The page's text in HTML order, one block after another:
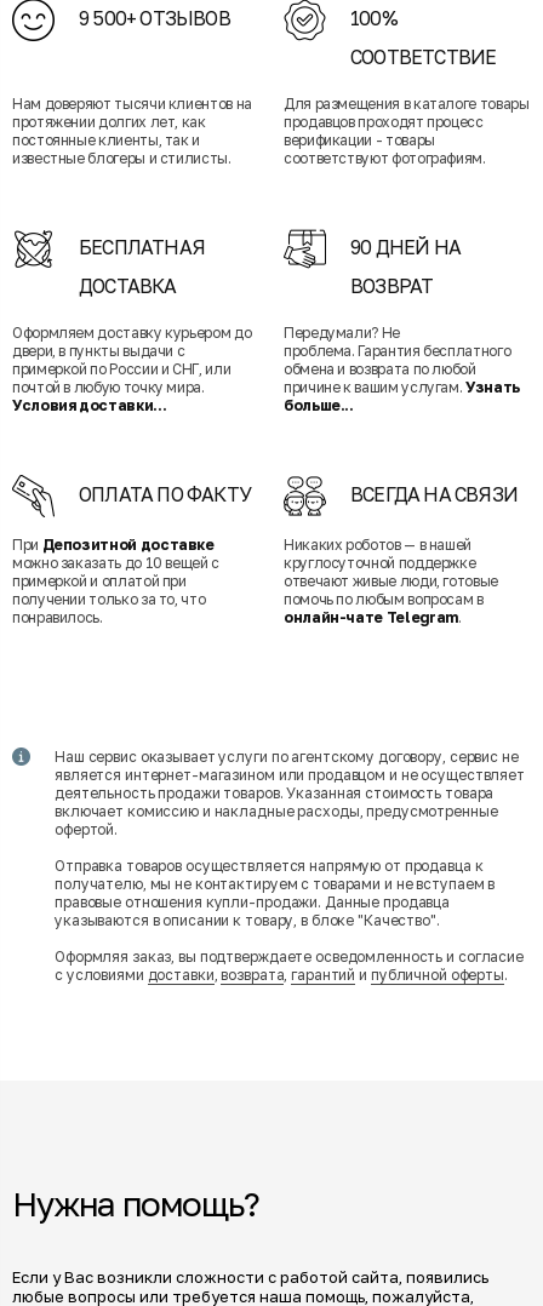
9 500+ ОТЗЫВОВ
Нам доверяют тысячи клиентов на
протяжении долгих лет, как
постоянные клиенты, так и
известные блогеры и стилисты.
100%
СООТВЕТСТВИЕ
Для размещения в каталоге товары
продавцов проходят процесс
верификации - товары
соответствуют фотографиям.
БЕСПЛАТНАЯ
ДОСТАВКА
Оформляем доставку курьером до
двери, в пункты выдачи с
примеркой по России и СНГ, или
почтой в любую точку мира.
Условия доставки...
90 ДНЕЙ НА
ВОЗВРАТ
Передумали? Не
проблема. Гарантия бесплатного
обмена и возврата по любой
причине к вашим услугам. Узнать
больше...
ОПЛАТА ПО ФАКТУ
При Депозитной доставке
можно заказать до 10 вещей с
примеркой и оплатой при
получении только за то, что
понравилось.
ВСЕГДА НА СВЯЗИ
Никаких роботов — в нашей
круглосуточной поддержке
отвечают живые люди, готовые
помочь по любым вопросам в
онлайн-чате Telegram.
Наш сервис оказывает услуги по агентскому договору, сервис не
является интернет-магазином или продавцом и не осуществляет
деятельность продажи товаров. Указанная стоимость товара
включает комиссию и накладные расходы, предусмотренные
офертой.
Отправка товаров осуществляется напрямую от продавца к
получателю, мы не контактируем с товарами и не вступаем в
правовые отношения купли-продажи. Данные продавца
указываются в описании к товару, в блоке "Качество".
Оформляя заказ, вы подтверждаете осведомленность и согласие
с условиями доставки,возврата,гарантий и публичной оферты.
Нужна помощь?
Если у Вас возникли сложности с работой сайта, появились
любые вопросы или требуется наша помощь, пожалуйста,